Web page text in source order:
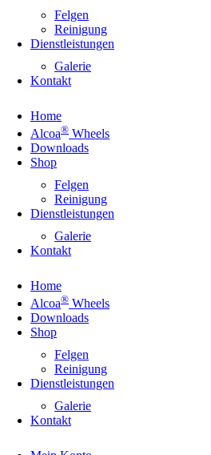
Felgen
Reinigung
Dienstleistungen
Galerie
Kontakt
Home
Alcoa® Wheels
Downloads
Shop
Felgen
Reinigung
Dienstleistungen
Galerie
Kontakt
Home
Alcoa® Wheels
Downloads
Shop
Felgen
Reinigung
Dienstleistungen
Galerie
Kontakt